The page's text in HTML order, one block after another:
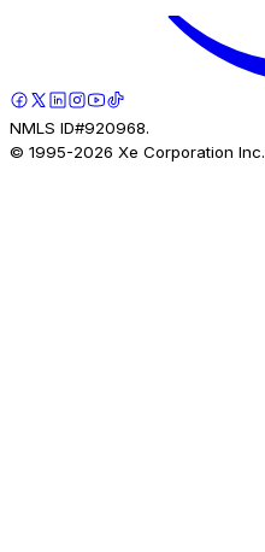
NMLS ID#920968.
© 1995-2026 Xe Corporation Inc.